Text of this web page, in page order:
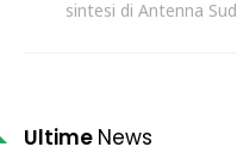
sintesi di Antenna Sud
Ultime News